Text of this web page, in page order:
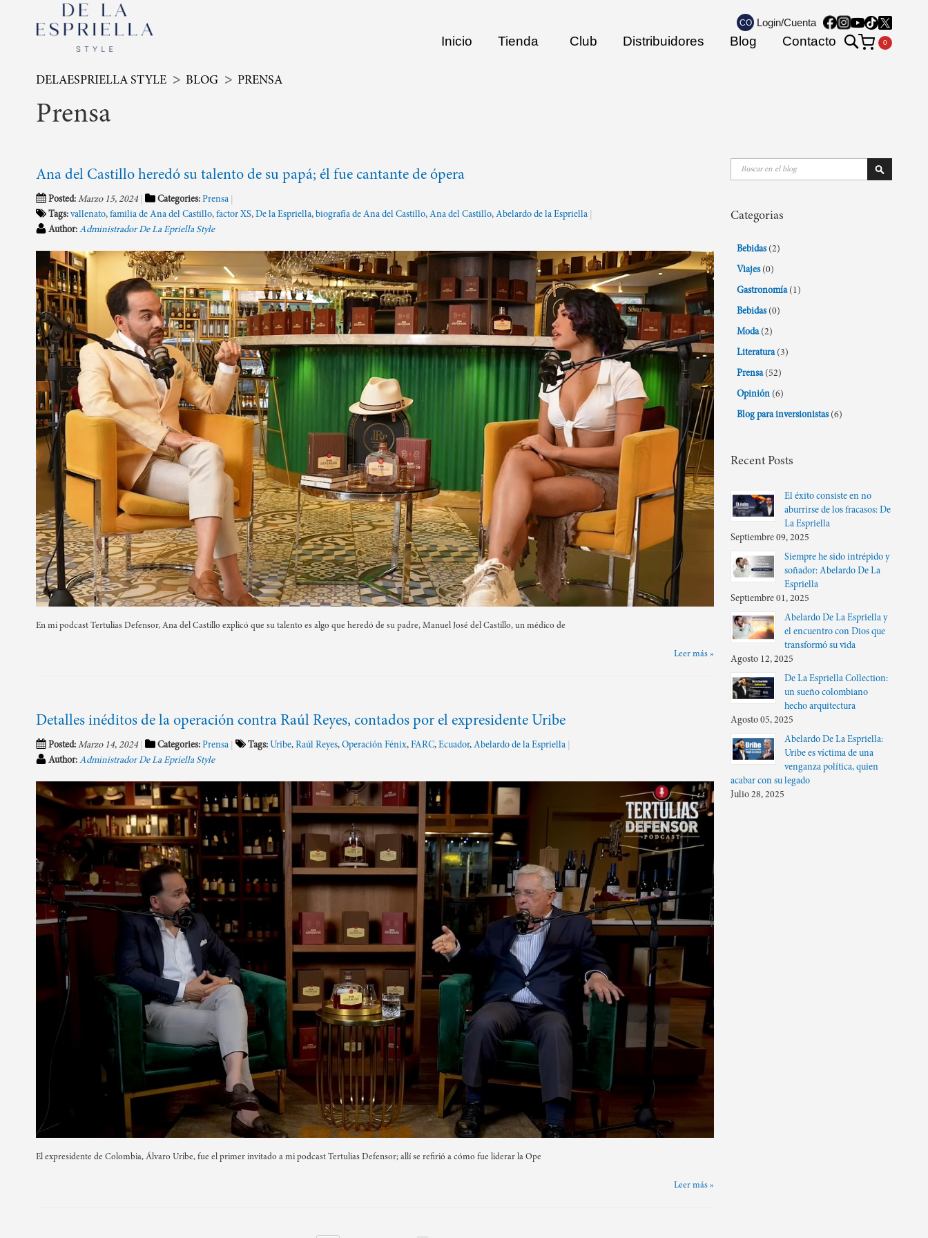
CO Login/Cuenta
Inicio Tienda Club Distribuidores Blog Contacto
Search
DELAESPRIELLA STYLE BLOG PRENSA
Prensa
Ana del Castillo heredó su talento de su papá; él fue cantante de ópera
Posted: Marzo 15, 2024 Categories: Prensa
Tags: vallenato, familia de Ana del Castillo, factor XS, De la Espriella, biografía de Ana del Castillo, Ana del Castillo, Abelardo de la Espriella
Author: Administrador De La Epriella Style
En mi podcast Tertulias Defensor, Ana del Castillo explicó que su talento es algo que heredó de su padre, Manuel José del Castillo, un médico de
Leer más »
Detalles inéditos de la operación contra Raúl Reyes, contados por el expresidente Uribe
Posted: Marzo 14, 2024 Categories: Prensa Tags: Uribe, Raúl Reyes, Operación Fénix, FARC, Ecuador, Abelardo de la Espriella
Author: Administrador De La Epriella Style
El expresidente de Colombia, Álvaro Uribe, fue el primer invitado a mi podcast Tertulias Defensor; allí se refirió a cómo fue liderar la Ope
Leer más »
Buscar
Categorias
Bebidas (2)
Viajes (0)
Gastronomía (1)
Bebidas (0)
Moda (2)
Literatura (3)
Prensa (52)
Opinión (6)
Blog para inversionistas (6)
Recent Posts
El éxito consiste en no
aburrirse de los fracasos: De
La Espriella
Septiembre 09, 2025
Siempre he sido intrépido y
soñador: Abelardo De La
Espriella
Septiembre 01, 2025
Abelardo De La Espriella y
el encuentro con Dios que
transformó su vida
Agosto 12, 2025
De La Espriella Collection:
un sueño colombiano
hecho arquitectura
Agosto 05, 2025
Abelardo De La Espriella:
Uribe es víctima de una
venganza política, quien
acabar con su legado
Julio 28, 2025